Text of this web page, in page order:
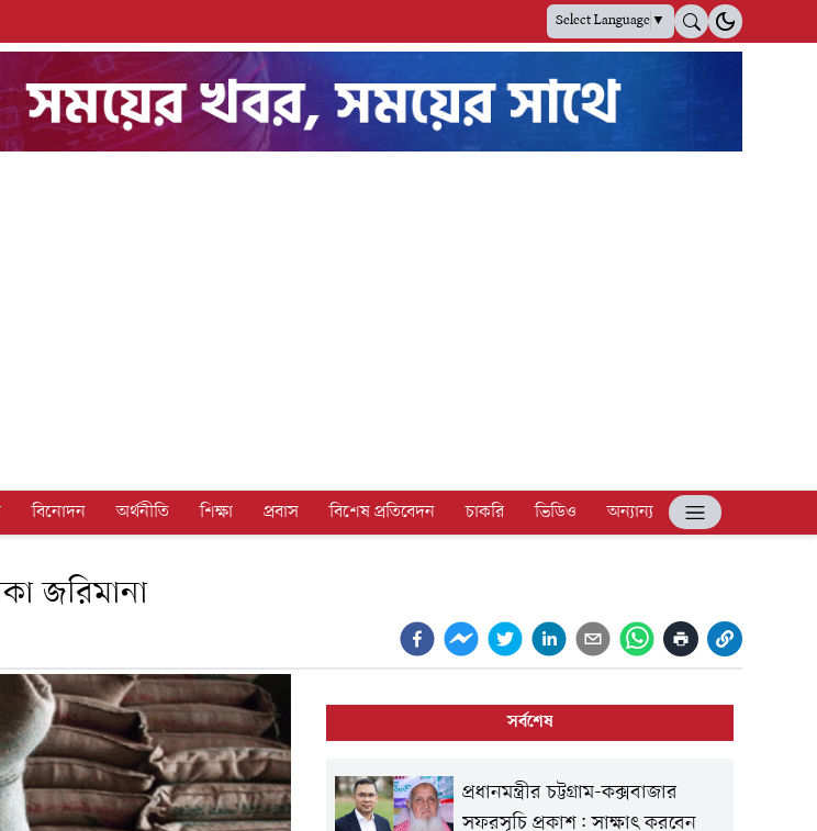
Select Language▼
বিনোদন অর্থনীতি শিক্ষা প্রবাস বিশেষ প্রতিবেদন চাকরি ভিডিও
অন্যান্য
জরিমানা
সর্বশেষ
প্রধানমন্ত্রীর চট্টগ্রাম-কক্সবাজার
সফরসূচি প্রকাশ: সাক্ষাৎ করবেন